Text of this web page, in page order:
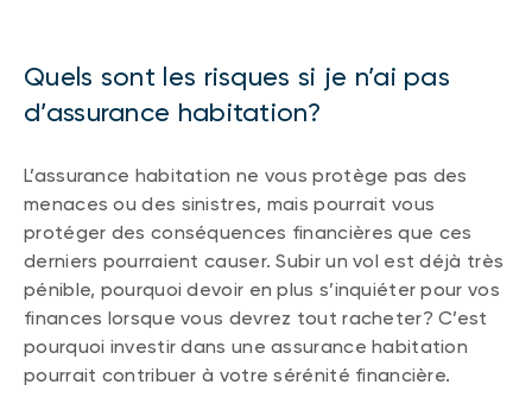
Quels sont les risques si je n’ai pas
d’assurance habitation?
L’assurance habitation ne vous protège pas des
menaces ou des sinistres, mais pourrait vous
protéger des conséquences financières que ces
derniers pourraient causer. Subir un vol est déjà très
pénible, pourquoi devoir en plus s’inquiéter pour vos
finances lorsque vous devrez tout racheter? C’est
pourquoi investir dans une assurance habitation
pourrait contribuer à votre sérénité financière.